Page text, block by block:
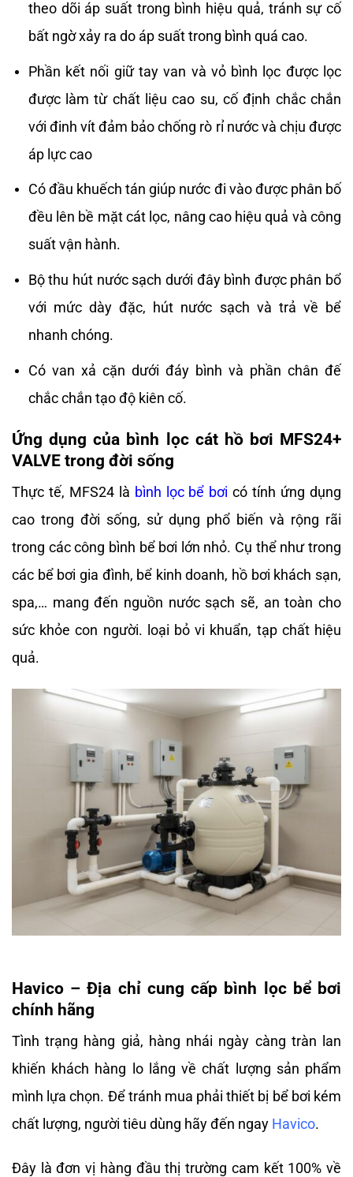
theo dõi áp suất trong bình hiệu quả, tránh sự cố
bất ngờ xảy ra do áp suất trong bình quá cao.
Phần kết nối giữ tay van và vỏ bình lọc được lọc
được làm từ chất liệu cao su, cố định chắc chắn
với đinh vít đảm bảo chống rò rỉ nước và chịu được
áp lực cao
Có đầu khuếch tán giúp nước đi vào được phân bố
đều lên bề mặt cát lọc, nâng cao hiệu quả và công
suất vận hành.
Bộ thu hút nước sạch dưới đây bình được phân bổ
với mức dày đặc, hút nước sạch và trả về bể
nhanh chóng.
Có van xả cặn dưới đáy bình và phần chân đế
chắc chắn tạo độ kiên cố.
Ứng dụng của bình lọc cát hồ bơi MFS24+
VALVE trong đời sống
Thực tế, MFS24 là bình lọc bể bơi có tính ứng dụng
cao trong đời sống, sử dụng phổ biến và rộng rãi
trong các công bình bể bơi lớn nhỏ. Cụ thể như trong
các bể bơi gia đình, bể kinh doanh, hồ bơi khách sạn,
spa,… mang đến nguồn nước sạch sẽ, an toàn cho
sức khỏe con người. loại bỏ vi khuẩn, tạp chất hiệu
quả.
Havico – Địa chỉ cung cấp bình lọc bể bơi
chính hãng
Tình trạng hàng giả, hàng nhái ngày càng tràn lan
khiến khách hàng lo lắng về chất lượng sản phẩm
mình lựa chọn. Để tránh mua phải thiết bị bể bơi kém
chất lượng, người tiêu dùng hãy đến ngay Havico.
Đây là đơn vị hàng đầu thị trường cam kết 100% về